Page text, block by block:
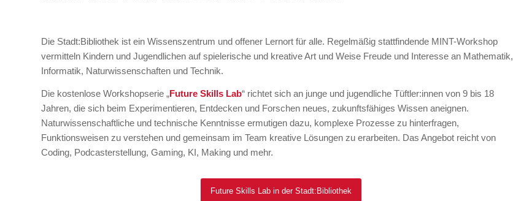
Die Stadt:Bibliothek ist ein Wissenszentrum und offener Lernort für alle. Regelmäßig stattfindende MINT-Workshop
vermitteln Kindern und Jugendlichen auf spielerische und kreative Art und Weise Freude und Interesse an Mathematik,
Informatik, Naturwissenschaften und Technik.
Die kostenlose Workshopserie „Future Skills Lab“ richtet sich an junge und jugendliche Tüftler:innen von 9 bis 18
Jahren, die sich beim Experimentieren, Entdecken und Forschen neues, zukunftsfähiges Wissen aneignen.
Naturwissenschaftliche und technische Kenntnisse ermutigen dazu, komplexe Prozesse zu hinterfragen,
Funktionsweisen zu verstehen und gemeinsam im Team kreative Lösungen zu erarbeiten. Das Angebot reicht von
Coding, Podcasterstellung, Gaming, KI, Making und mehr.
Future Skills Lab in der Stadt:Bibliothek